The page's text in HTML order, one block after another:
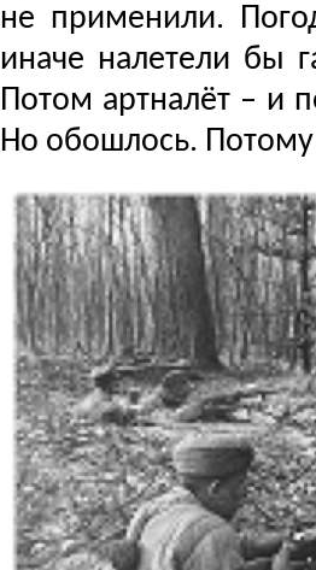
не применили.
иначе налетели бы
Потом артналёт – и
Но обошлось.